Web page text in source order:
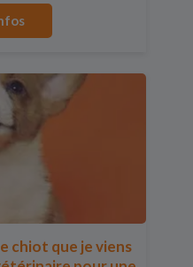
chiot que je viens